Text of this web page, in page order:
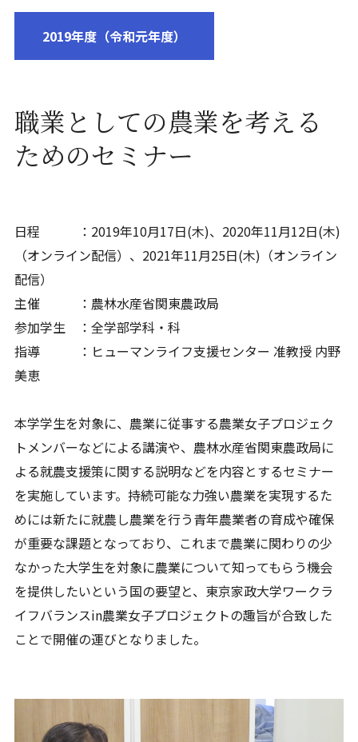
2019年度（令和元年度）
職業としての農業を考える
ためのセミナー
日程 ：2019年10月17日(木)、2020年11月12日(木)
（オンライン配信）、2021年11月25日(木)（オンライン
配信）
主催 ：農林水産省関東農政局
参加学生 ：全学部学科・科
指導 ：ヒューマンライフ支援センター 准教授 内野
美恵
本学学生を対象に、農業に従事する農業女子プロジェク
トメンバーなどによる講演や、農林水産省関東農政局に
よる就農支援策に関する説明などを内容とするセミナー
を実施しています。持続可能な力強い農業を実現するた
めには新たに就農し農業を行う青年農業者の育成や確保
が重要な課題となっており、これまで農業に関わりの少
なかった大学生を対象に農業について知ってもらう機会
を提供したいという国の要望と、東京家政大学ワークラ
イフバランスin農業女子プロジェクトの趣旨が合致した
ことで開催の運びとなりました。